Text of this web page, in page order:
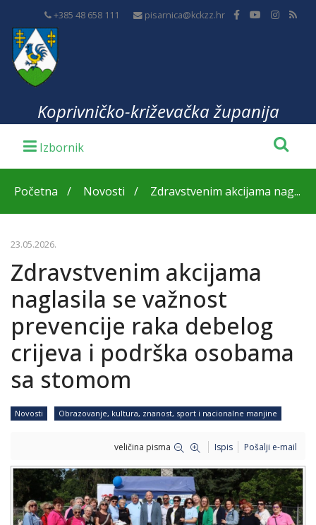
+385 48 658 111 pisarnica@kckzz.hr
Koprivničko-križevačka županija
Početna Novosti Zdravstvenim akcijama nag...
23.05.2026.
Zdravstvenim akcijama
naglasila se važnost
prevencije raka debelog
crijeva i podrška osobama
sa stomom
Novosti Obrazovanje, kultura, znanost, sport i nacionalne manjine
veličina pisma Ispis Pošalji e-mail